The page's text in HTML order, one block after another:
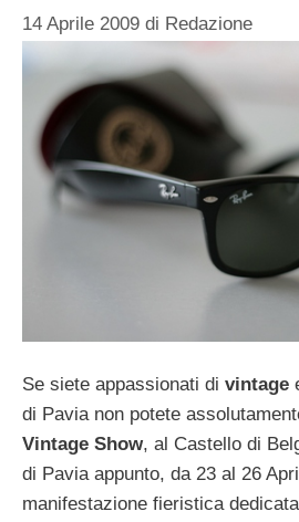
14 Aprile 2009 di Redazione
Se siete appassionati di vintage
di Pavia non potete
Vintage Show, al Castello di
di Pavia appunto, da 23 al 26
manifestazione fieristica